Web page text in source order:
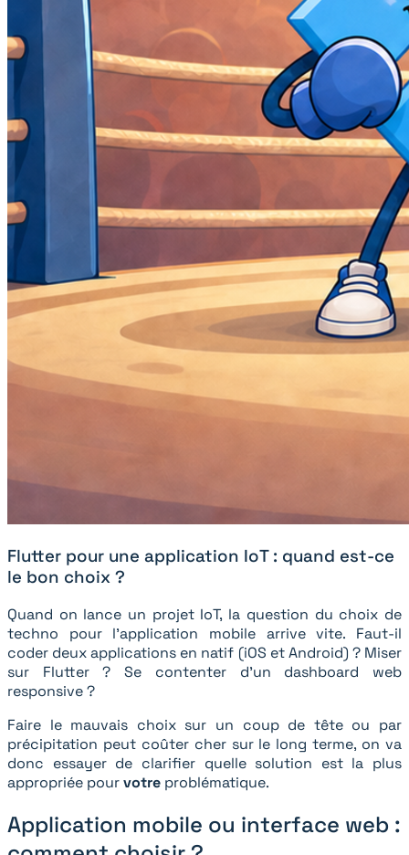
Flutter pour une application IoT : quand est-ce
le bon choix ?
Quand on lance un projet IoT, la question du choix de
techno pour l’application mobile arrive vite. Faut-il
coder deux applications en natif (iOS et Android) ? Miser
sur Flutter ? Se contenter d'un dashboard web
responsive ?
Faire le mauvais choix sur un coup de tête ou par
précipitation peut coûter cher sur le long terme, on va
donc essayer de clarifier quelle solution est la plus
appropriée pourvotre problématique.
Application mobile ou interface web :